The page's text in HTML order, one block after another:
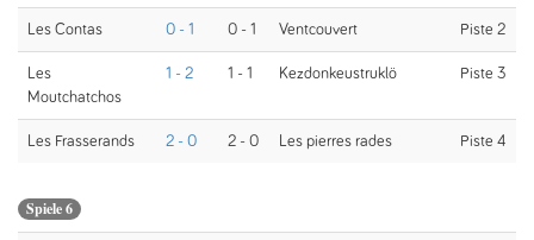
Les Contas 0 - 1 0 - 1 Ventcouvert Piste 2
Les
Moutchatchos
1 - 2 1 - 1 Kezdonkeustruklö Piste 3
Les Frasserands 2 - 0 2 - 0 Les pierres rades Piste 4
Spiele 6